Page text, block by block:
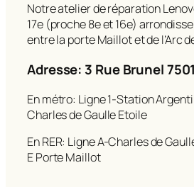
Notre atelier de réparation
17e (proche 8e et 16e)
entre la porte Maillot et de l’Arc
Adresse: 3 Rue Brunel
En métro: Ligne 1-Station
Charles de Gaulle Etoile
En RER: Ligne A-Charles de
E Porte Maillot